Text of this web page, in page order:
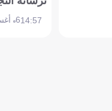
14:576 أغسطس 2026